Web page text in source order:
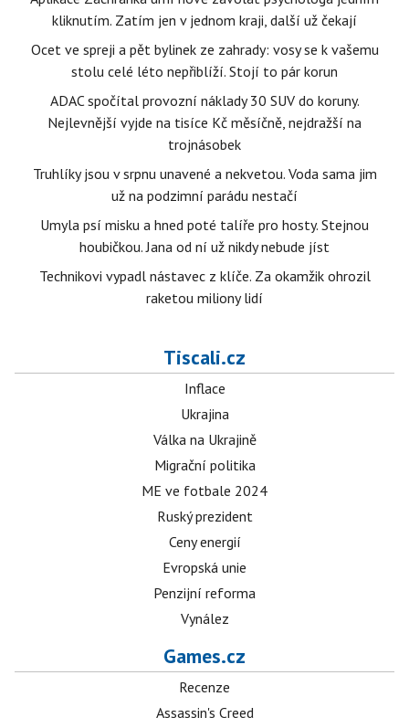
kliknutím. Zatím jen v jednom kraji, další už čekají
Ocet ve spreji a pět bylinek ze zahrady: vosy se k vašemu
stolu celé léto nepřiblíží. Stojí to pár korun
ADAC spočítal provozní náklady 30 SUV do koruny.
Nejlevnější vyjde na tisíce Kč měsíčně, nejdražší na
trojnásobek
Truhlíky jsou v srpnu unavené a nekvetou. Voda sama jim
už na podzimní parádu nestačí
Umyla psí misku a hned poté talíře pro hosty. Stejnou
houbičkou. Jana od ní už nikdy nebude jíst
Technikovi vypadl nástavec z klíče. Za okamžik ohrozil
raketou miliony lidí
Tiscali.cz
Inflace
Ukrajina
Válka na Ukrajině
Migrační politika
ME ve fotbale 2024
Ruský prezident
Ceny energií
Evropská unie
Penzijní reforma
Vynález
Games.cz
Recenze
Assassin's Creed